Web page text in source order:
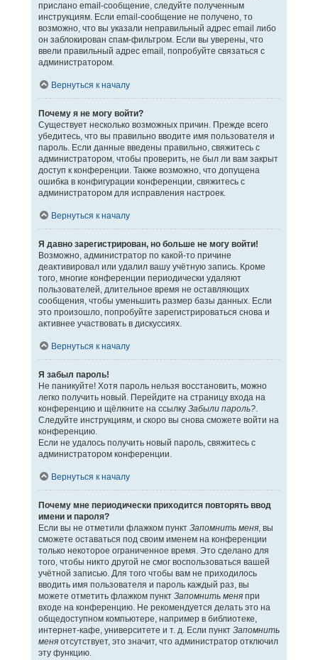
прислано email-сообщение, следуйте полученным
инструкциям. Если email-сообщение не получено, то
возможно, что вы указали неправильный адрес email либо
он заблокирован спам-фильтром. Если вы уверены, что
ввели правильный адрес email, попробуйте связаться с
администратором.
Вернуться к началу
Почему я не могу войти?
Существует несколько возможных причин. Прежде всего
убедитесь, что вы правильно вводите имя пользователя и
пароль. Если данные введены правильно, свяжитесь с
администратором, чтобы проверить, не был ли вам закрыт
доступ к конференции. Также возможно, что допущена
ошибка в конфигурации конференции, свяжитесь с
администратором для исправления настроек.
Вернуться к началу
Я давно зарегистрирован, но больше не могу войти!
Возможно, администратор по какой-то причине
деактивировал или удалил вашу учётную запись. Кроме
того, многие конференции периодически удаляют
пользователей, длительное время не оставляющих
сообщения, чтобы уменьшить размер базы данных. Если
это произошло, попробуйте зарегистрироваться снова и
активнее участвовать в дискуссиях.
Вернуться к началу
Я забыл пароль!
Не паникуйте! Хотя пароль нельзя восстановить, можно
легко получить новый. Перейдите на страницу входа на
конференцию и щёлкните на ссылку Забыли пароль?.
Следуйте инструкциям, и скоро вы снова сможете войти на
конференцию.
Если не удалось получить новый пароль, свяжитесь с
администратором конференции.
Вернуться к началу
Почему мне периодически приходится повторять ввод
имени и пароля?
Если вы не отметили флажком пункт Запомнить меня, вы
сможете оставаться под своим именем на конференции
только некоторое ограниченное время. Это сделано для
того, чтобы никто другой не смог воспользоваться вашей
учётной записью. Для того чтобы вам не приходилось
вводить имя пользователя и пароль каждый раз, вы
можете отметить флажком пункт Запомнить меняпри
входе на конференцию. Не рекомендуется делать это на
общедоступном компьютере, например в библиотеке,
интернет-кафе, университете и т. д. Если пункт Запомнить
меняотсутствует, это значит, что администратор отключил
эту функцию.